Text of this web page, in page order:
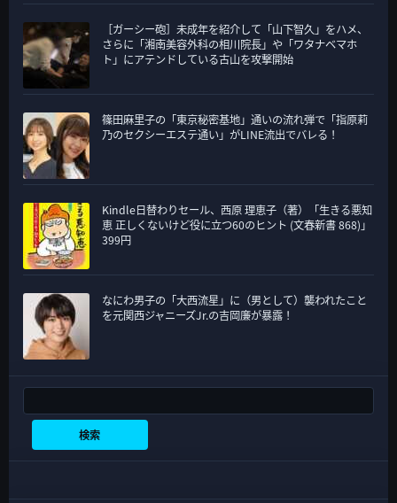
［ガーシー砲］未成年を紹介して「山下智久」をハメ、
さらに「湘南美容外科の相川院長」や「ワタナベマホ
ト」にアテンドしている古山を攻撃開始
篠田麻里子の「東京秘密基地」通いの流れ弾で「指原莉
乃のセクシーエステ通い」がLINE流出でバレる！
Kindle日替わりセール、西原 理恵子（著）「生きる悪知
恵 正しくないけど役に立つ60のヒント (文春新書 868)」
399円
なにわ男子の「大西流星」に（男として）襲われたこと
を元関西ジャニーズJr.の吉岡廉が暴露！
検索